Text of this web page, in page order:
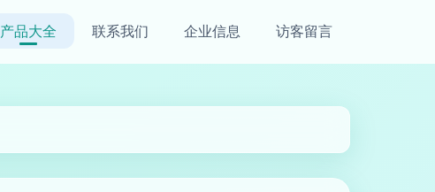
产品大全 联系我们 企业信息 访客留言